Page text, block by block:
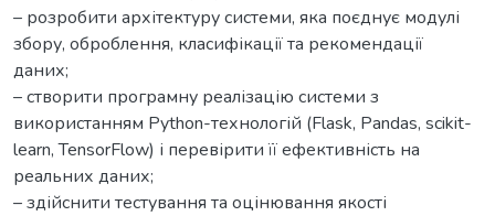
– розробити архітектуру системи, яка поєднує модулі
збору, оброблення, класифікації та рекомендації
даних;
– створити програмну реалізацію системи з
використанням Python-технологій (Flask, Pandas, scikit-
learn, TensorFlow) і перевірити її ефективність на
реальних даних;
– здійснити тестування та оцінювання якості